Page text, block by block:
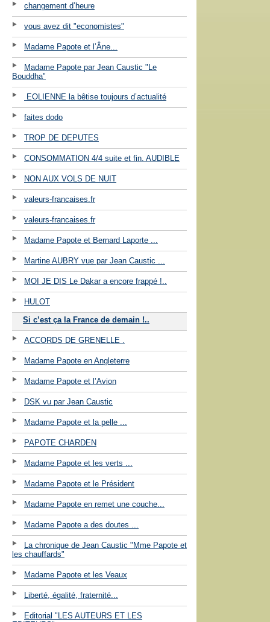
changement d’heure
vous avez dit "economistes"
Madame Papote et l’Âne...
Madame Papote par Jean Caustic "Le
Bouddha"
EOLIENNE la bêtise toujours d’actualité
faites dodo
TROP DE DEPUTES
CONSOMMATION 4/4 suite et fin. AUDIBLE
NON AUX VOLS DE NUIT
valeurs-francaises.fr
valeurs-francaises.fr
Madame Papote et Bernard Laporte ...
Martine AUBRY vue par Jean Caustic ...
MOI JE DIS Le Dakar a encore frappé !..
HULOT
Si c’est ça la France de demain !..
ACCORDS DE GRENELLE .
Madame Papote en Angleterre
Madame Papote et l’Avion
DSK vu par Jean Caustic
Madame Papote et la pelle ...
PAPOTE CHARDEN
Madame Papote et les verts ...
Madame Papote et le Président
Madame Papote en remet une couche...
Madame Papote a des doutes ...
La chronique de Jean Caustic "Mme Papote et
les chauffards"
Madame Papote et les Veaux
Liberté, égalité, fraternité...
Editorial "LES AUTEURS ET LES